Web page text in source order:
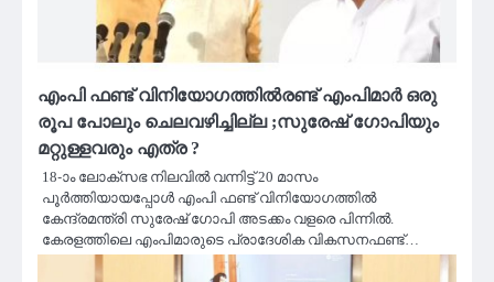
എംപി ഫണ്ട് വിനിയോഗത്തില്‍രണ്ട് എംപിമാർ ഒരു
രൂപ പോലും ചെലവഴിച്ചില്ല ;സുരേഷ് ഗോപിയും
മറ്റുള്ളവരും എത്ര ?
18-ാം ലോക്‌സഭ നിലവില്‍ വന്നിട്ട് 20 മാസം
പൂര്‍ത്തിയായപ്പോള്‍ എംപി ഫണ്ട് വിനിയോഗത്തില്‍
കേന്ദ്രമന്ത്രി സുരേഷ് ഗോപി അടക്കം വളരെ പിന്നില്‍.
കേരളത്തിലെ എംപിമാരുടെ പ്രാദേശിക വികസനഫണ്ട്…